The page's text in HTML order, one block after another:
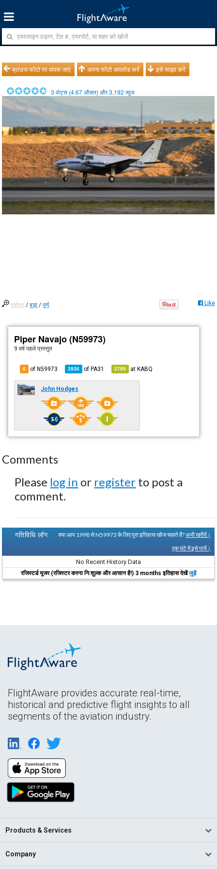
ब्राउज फोटो पर वापस जाएं अपना फोटो अपलोड करें इसे साझा करें
3 वोट्स (4.67औसत) और3,192 व्यूज
मझोला /बड़ा /पूर्ण Like
Piper Navajo (N59973)
9 वर्ष पहले प्रस्तुत
6 of N59973 2836 ofPA31 2789 atKABQ
John Hodges
Comments
Please log in or register to post a
comment.
गतिविधि लॉग क्या आप 1998 से N59973 के लिए पूरा इतिहास खोज चाहते हैं?अभी खरीदें।
एक घंटे में इसे पायें।
No Recent History Data
रजिस्टर्ड यूजर (रजिस्टर करना नि:शुल्क और आसान है!) 3 months इतिहास देखेंजुड़ें
FlightAware provides accurate real-time,
historical and predictive flight insights to all
segments of the aviation industry.
Products & Services
Company